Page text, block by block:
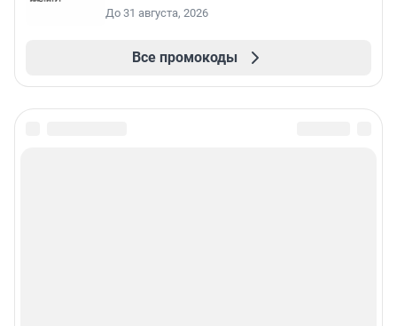
До 31 августа, 2026
Все промокоды